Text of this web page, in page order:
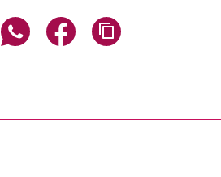
über E-Mail teilen
Seite über WhatsApp teilen
Seite über Facebook